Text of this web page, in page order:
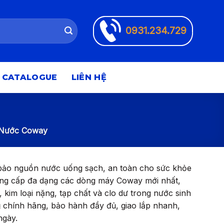
0931.234.729
CATALOGUE LIÊN HỆ
Coway
nguồn nước uống sạch, an toàn cho sức khỏe
cấp đa dạng các dòng máy Coway mới nhất,
loại nặng, tạp chất và clo dư trong nước sinh
hãng, bảo hành đầy đủ, giao lắp nhanh,